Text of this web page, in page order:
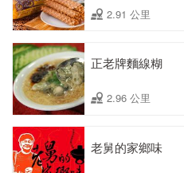
2.91 公里
正老牌麵線糊
2.96 公里
老舅的家鄉味